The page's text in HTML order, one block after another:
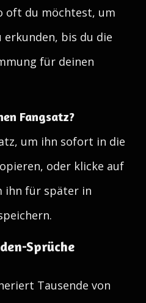
oft du möchtest, um
bis du die
für deinen
Fangsatz?
um ihn sofort in die
oder klicke auf
ihn für später in
Sprüche
Tausende von